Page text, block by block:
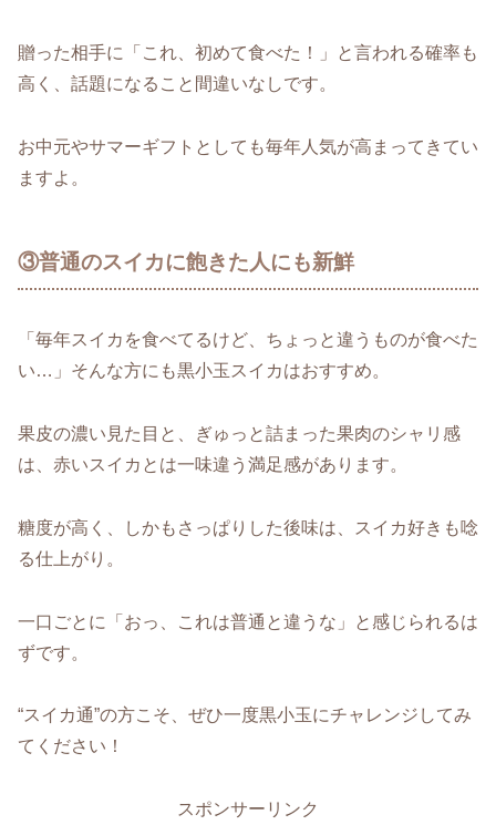
贈った相手に「これ、初めて食べた！」と言われる確率も
高く、話題になること間違いなしです。
お中元やサマーギフトとしても毎年人気が高まってきてい
ますよ。
③普通のスイカに飽きた人にも新鮮
「毎年スイカを食べてるけど、ちょっと違うものが食べた
い…」そんな方にも黒小玉スイカはおすすめ。
果皮の濃い見た目と、ぎゅっと詰まった果肉のシャリ感
は、赤いスイカとは一味違う満足感があります。
糖度が高く、しかもさっぱりした後味は、スイカ好きも唸
る仕上がり。
一口ごとに「おっ、これは普通と違うな」と感じられるは
ずです。
“スイカ通”の方こそ、ぜひ一度黒小玉にチャレンジしてみ
てください！
スポンサーリンク